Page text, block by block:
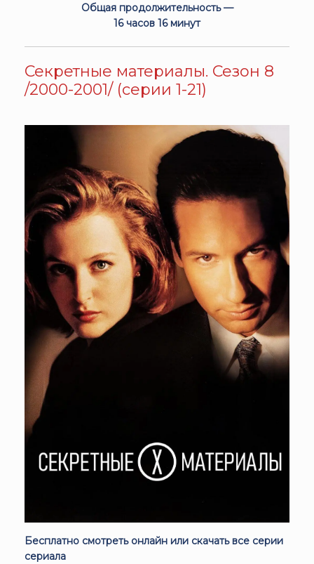
Общая продолжительность —
16 часов 16 минут
Секретные материалы. Сезон 8
/2000-2001/ (серии 1-21)
Бесплатно смотреть онлайн или скачать все серии
сериала